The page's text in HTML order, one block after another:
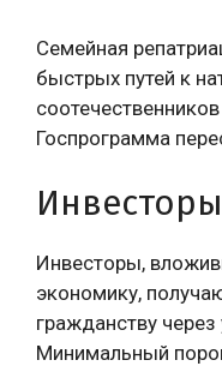
Семейная
быстрых путей к
Госпрограмма
Инвесторы
Инвесторы,
экономику,
гражданству
Минимальный